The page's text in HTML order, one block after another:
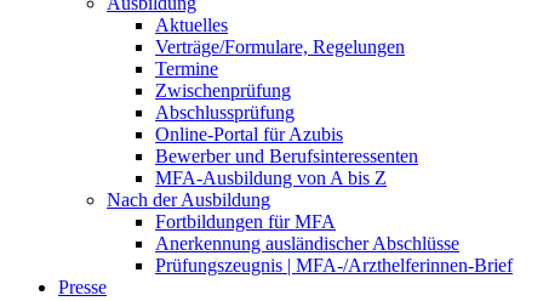
Aktuelles
Verträge/Formulare, Regelungen
Termine
Zwischenprüfung
Abschlussprüfung
Online-Portal für Azubis
Bewerber und Berufsinteressenten
MFA-Ausbildung von A bis Z
Nach der Ausbildung
Fortbildungen für MFA
Anerkennung ausländischer Abschlüsse
Prüfungszeugnis | MFA-/Arzthelferinnen-Brief
Presse